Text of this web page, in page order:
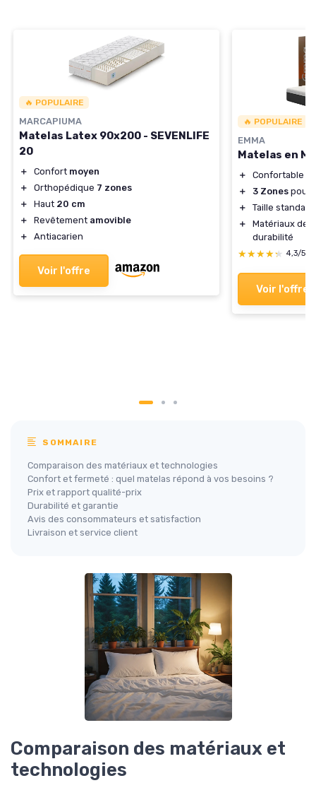
🔥 POPULAIRE
MARCAPIUMA
Matelas Latex 90x200 - SEVENLIFE
20
＋ Confort moyen
＋
Orthopédique 7 zones
＋
Haut 20 cm
＋
Revêtement amovible
＋
Antiacarien
Voir l'offre
🔥 POPULAIRE
EMMA
Matelas en
＋
Confortable
＋
3 Zones pour
＋
Taille
＋
Matériaux de
durabilité
★★★★★
★★★★★ 4,3/5
Voir l'offre
SOMMAIRE
Comparaison des matériaux et technologies
Confort et fermeté : quel matelas répond à vos besoins ?
Prix et rapport qualité-prix
Durabilité et garantie
Avis des consommateurs et satisfaction
Livraison et service client
Comparaison des matériaux et
technologies